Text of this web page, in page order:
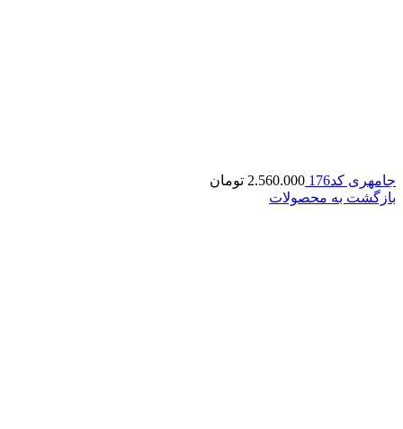
جامهری کد176 2.560.000 تومان
بازگشت به محصولات